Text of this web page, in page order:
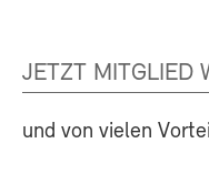
JETZT MITGLIED
und von vielen